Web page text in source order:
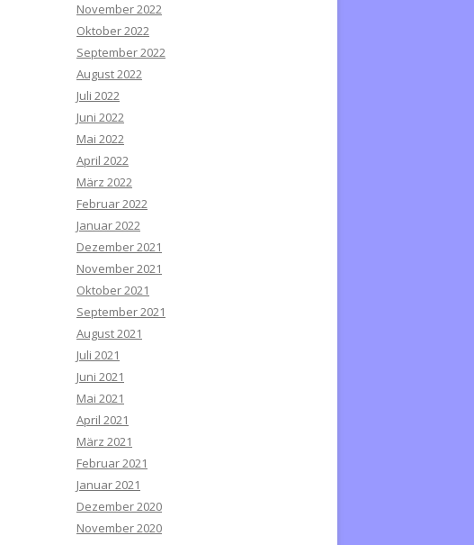
November 2022
Oktober 2022
September 2022
August 2022
Juli 2022
Juni 2022
Mai 2022
April 2022
März 2022
Februar 2022
Januar 2022
Dezember 2021
November 2021
Oktober 2021
September 2021
August 2021
Juli 2021
Juni 2021
Mai 2021
April 2021
März 2021
Februar 2021
Januar 2021
Dezember 2020
November 2020